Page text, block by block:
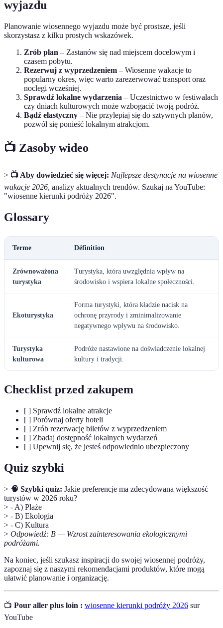
wyjazdu
Planowanie wiosennego wyjazdu może być prostsze, jeśli
skorzystasz z kilku prostych wskazówek.
Zrób plan – Zastanów się nad miejscem docelowym i
czasem pobytu.
Rezerwuj z wyprzedzeniem – Wiosenne wakacje to
popularny okres, więc warto zarezerwować transport oraz
noclegi wcześniej.
Sprawdź lokalne wydarzenia – Uczestnictwo w festiwalach
czy dniach kulturowych może wzbogacić twoją podróż.
Bądź elastyczny – Nie przylepiaj się do sztywnych planów,
pozwól się ponieść lokalnym atrakcjom.
📺 Zasoby wideo
> 📺 Aby dowiedzieć się więcej: Najlepsze destynacje na wiosenne
wakacje 2026, analizy aktualnych trendów. Szukaj na YouTube:
"wiosenne kierunki podróży 2026".
Glossary
Terme Définition
Zrównoważona
turystyka
Turystyka, która uwzględnia wpływ na
środowisko i wspiera lokalne społeczności.
Ekoturystyka
Forma turystyki, która kładzie nacisk na
ochronę przyrody i zminimalizowanie
negatywnego wpływu na środowisko.
Turystyka
kulturowa
Podróże nastawione na doświadczenie lokalnej
kultury i tradycji.
Checklist przed zakupem
[ ] Sprawdź lokalne atrakcje
[ ] Porównaj oferty hoteli
[ ] Zrób rezerwację biletów z wyprzedzeniem
[ ] Zbadaj dostępność lokalnych wydarzeń
[ ] Upewnij się, że jesteś odpowiednio ubezpieczony
Quiz szybki
> 🧠 Szybki quiz: Jakie preferencje ma zdecydowana większość
turystów w 2026 roku?
> - A) Plaże
> - B) Ekologia
> - C) Kultura
> Odpowiedź: B — Wzrost zainteresowania ekologicznymi
podróżami.
Na koniec, jeśli szukasz inspiracji do swojej wiosennej podróży,
zapoznaj się z naszymi rekomendacjami produktów, które mogą
ułatwić planowanie i organizację.
📺 Pour aller plus loin : wiosenne kierunki podróży 2026 sur
YouTube